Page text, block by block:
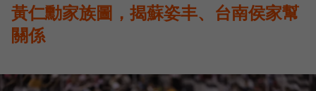
黃仁勳家族圖，揭蘇姿丰、台南侯家幫
關係